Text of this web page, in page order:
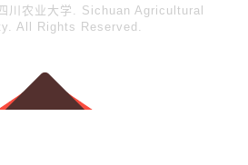
川农业大学. Sichuan Agricultural
All Rights Reserved.